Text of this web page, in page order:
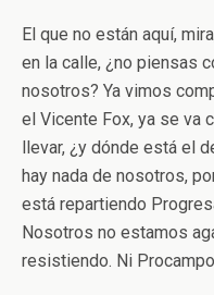
El que no están aquí,
en la calle, ¿no piensas
nosotros? Ya vimos
el Vicente Fox, ya se va
llevar, ¿y dónde está el
hay nada de nosotros,
está repartiendo
Nosotros no estamos
resistiendo. Ni